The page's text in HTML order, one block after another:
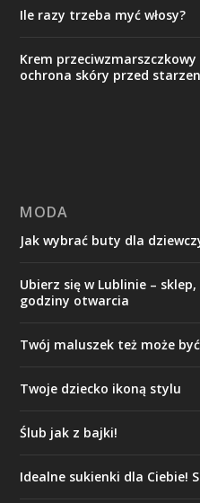
Ile razy trzeba myć włosy?
Krem
ochrona skóry przed
MODA
Jak wybrać buty dla
Ubierz się w Lublinie –
godziny otwarcia
Twój maluszek też może
Twoje dziecko ikoną stylu
Ślub jak z bajki!
Idealne sukienki dla Ciebie!